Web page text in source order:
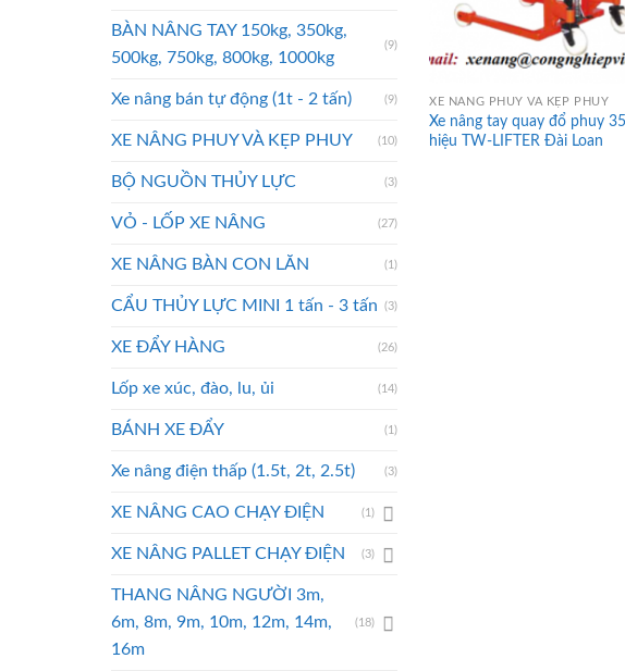
BÀN NÂNG TAY 150kg, 350kg,
500kg, 750kg, 800kg, 1000kg
(9)
Xe nâng bán tự động (1t - 2 tấn) (9)
XE NÂNG PHUY VÀ KẸP PHUY (10)
BỘ NGUỒN THỦY LỰC (3)
VỎ - LỐP XE NÂNG (27)
XE NÂNG BÀN CON LĂN (1)
CẨU THỦY LỰC MINI 1 tấn - 3 tấn (3)
XE ĐẨY HÀNG (26)
Lốp xe xúc, đào, lu, ủi (14)
BÁNH XE ĐẨY (1)
Xe nâng điện thấp (1.5t, 2t, 2.5t) (3)
XE NÂNG CAO CHẠY ĐIỆN (1)
XE NÂNG PALLET CHẠY ĐIỆN (3)
THANG NÂNG NGƯỜI 3m,
6m, 8m, 9m, 10m, 12m, 14m,
16m
(18)
XE NÂNG PHUY VÀ KẸP PHUY
Xe nâng tay quay đổ phuy
hiệu TW-LIFTER Đài Loan